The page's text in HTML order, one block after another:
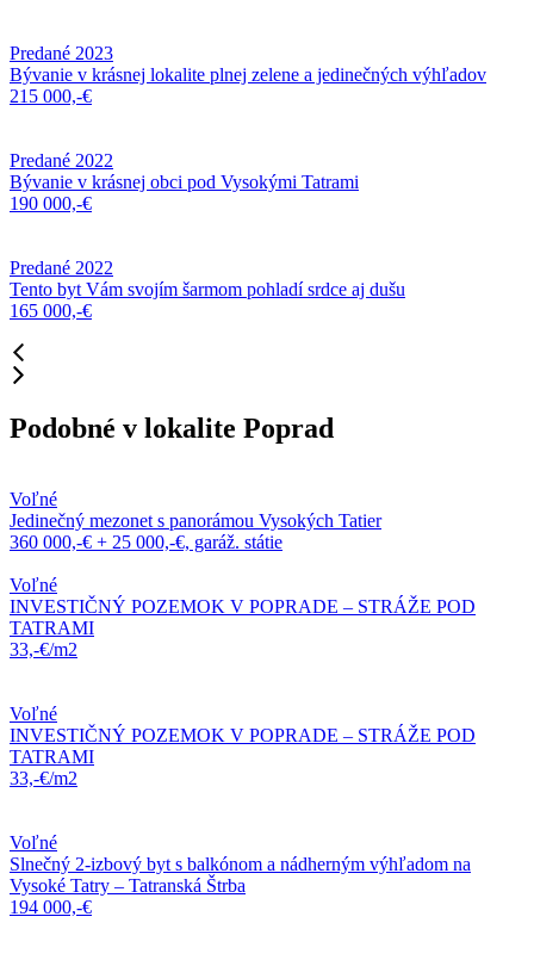
Predané 2023
Bývanie v krásnej lokalite plnej zelene a jedinečných výhľadov
215 000,-€
Predané 2022
Bývanie v krásnej obci pod Vysokými Tatrami
190 000,-€
Predané 2022
Tento byt Vám svojím šarmom pohladí srdce aj dušu
165 000,-€
Podobné v lokalite Poprad
Voľné
Jedinečný mezonet s panorámou Vysokých Tatier
360 000,-€ + 25 000,-€, garáž. státie
Voľné
INVESTIČNÝ POZEMOK V POPRADE – STRÁŽE POD
TATRAMI
33,-€/m2
Voľné
INVESTIČNÝ POZEMOK V POPRADE – STRÁŽE POD
TATRAMI
33,-€/m2
Voľné
Slnečný 2-izbový byt s balkónom a nádherným výhľadom na
Vysoké Tatry – Tatranská Štrba
194 000,-€